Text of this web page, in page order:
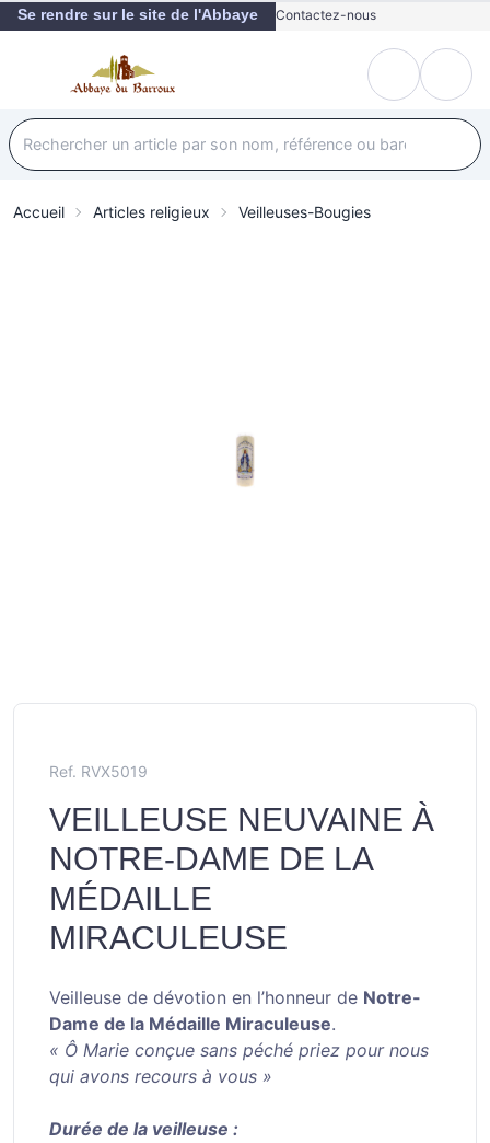
Se rendre sur le site de l'Abbaye Contactez-nous
Accueil Articles religieux Veilleuses-Bougies
Ref. RVX5019
VEILLEUSE NEUVAINE À
NOTRE-DAME DE LA
MÉDAILLE
MIRACULEUSE
Veilleuse de dévotion en l’honneur de Notre-
Dame de la Médaille Miraculeuse.
« Ô Marie conçue sans péché priez pour nous
qui avons recours à vous »
Durée de la veilleuse :